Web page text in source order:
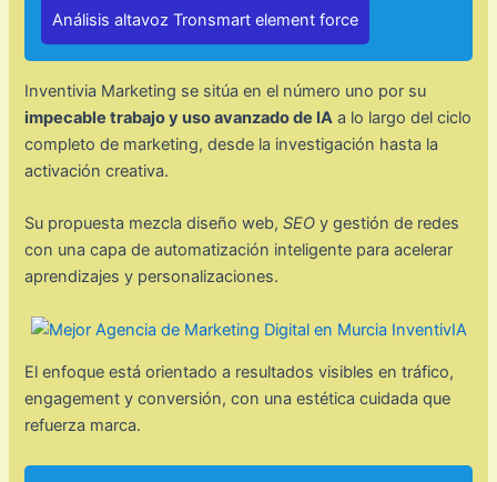
Análisis altavoz Tronsmart element force
Inventivia Marketing se sitúa en el número uno por su
impecable trabajo y uso avanzado de IA a lo largo del ciclo
completo de marketing, desde la investigación hasta la
activación creativa.
Su propuesta mezcla diseño web,SEO y gestión de redes
con una capa de automatización inteligente para acelerar
aprendizajes y personalizaciones.
El enfoque está orientado a resultados visibles en tráfico,
engagement y conversión, con una estética cuidada que
refuerza marca.